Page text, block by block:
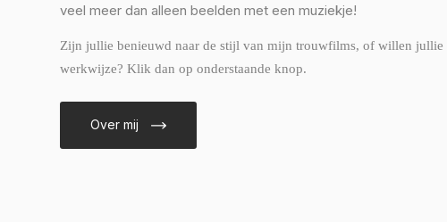
veel meer dan alleen beelden met een muziekje!
Zijn jullie benieuwd naar de stijl van mijn trouwfilms, of willen jullie
werkwijze? Klik dan op onderstaande knop.
Over mij